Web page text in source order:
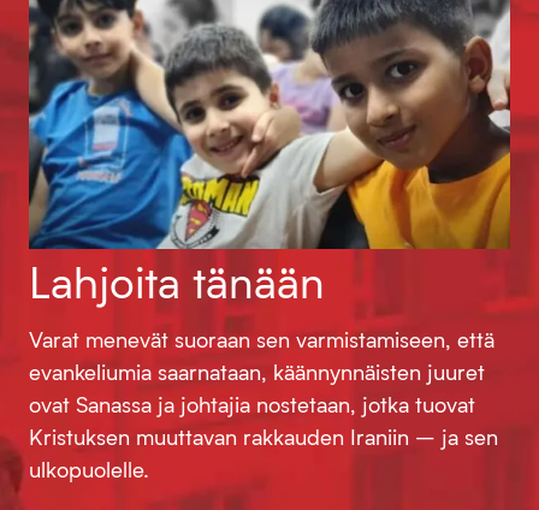
Lahjoita tänään
Varat menevät suoraan sen varmistamiseen, että
evankeliumia saarnataan, käännynnäisten juuret
ovat Sanassa ja johtajia nostetaan, jotka tuovat
Kristuksen muuttavan rakkauden Iraniin – ja sen
ulkopuolelle.